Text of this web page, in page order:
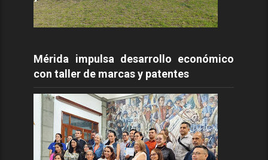
Mérida impulsa desarrollo económico
con taller de marcas y patentes